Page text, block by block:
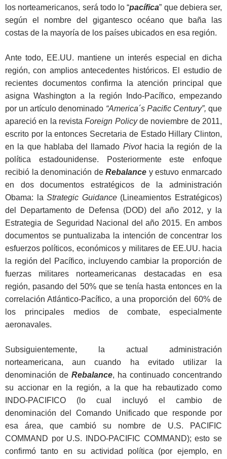
los norteamericanos, será todo lo “pacífica” que debiera ser,
según el nombre del gigantesco océano que baña las
costas de la mayoría de los países ubicados en esa región.
Ante todo, EE.UU. mantiene un interés especial en dicha
región, con amplios antecedentes históricos. El estudio de
recientes documentos confirma la atención principal que
asigna Washington a la región Indo-Pacífico, empezando
por un artículo denominado “America´s Pacific Century”,que
apareció en la revistaForeign Policyde noviembre de 2011,
escrito por la entonces Secretaria de Estado Hillary Clinton,
en la que hablaba del llamado Pivothacia la región de la
política estadounidense. Posteriormente este enfoque
recibió la denominación deRebalance y estuvo enmarcado
en dos documentos estratégicos de la administración
Obama: laStrategic Guidance(Lineamientos Estratégicos)
del Departamento de Defensa (DOD) del año 2012, y la
Estrategia de Seguridad Nacional del año 2015. En ambos
documentos se puntualizaba la intención de concentrar los
esfuerzos políticos, económicos y militares de EE.UU. hacia
la región del Pacífico, incluyendo cambiar la proporción de
fuerzas militares norteamericanas destacadas en esa
región, pasando del 50% que se tenía hasta entonces en la
correlación Atlántico-Pacífico, a una proporción del 60% de
los principales medios de combate, especialmente
aeronavales.
Subsiguientemente, la actual administración
norteamericana, aun cuando ha evitado utilizar la
denominación de Rebalance, ha continuado concentrando
su accionar en la región, a la que ha rebautizado como
INDO-PACIFICO (lo cual incluyó el cambio de
denominación del Comando Unificado que responde por
esa área, que cambió su nombre de U.S. PACIFIC
COMMAND por U.S. INDO-PACIFIC COMMAND); esto se
confirmó tanto en su actividad política (por ejemplo, en